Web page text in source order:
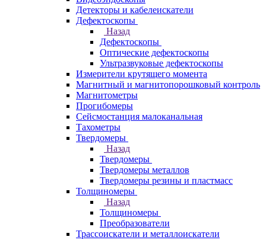
Детекторы и кабелеискатели
Дефектоскопы
Назад
Дефектоскопы
Оптические дефектоскопы
Ультразвуковые дефектоскопы
Измерители крутящего момента
Магнитный и магнитопорошковый контроль
Магнитометры
Прогибомеры
Сейсмостанция малоканальная
Тахометры
Твердомеры
Назад
Твердомеры
Твердомеры металлов
Твердомеры резины и пластмасс
Толщиномеры
Назад
Толщиномеры
Преобразователи
Трассоискатели и металлоискатели